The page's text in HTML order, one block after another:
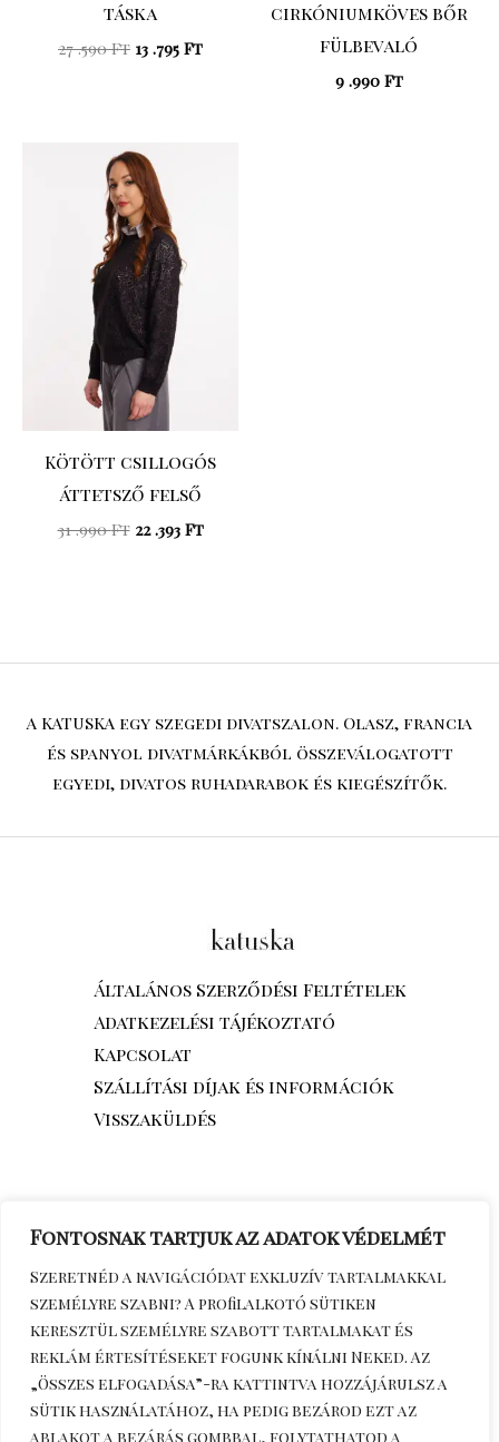
Fontosnak tartjuk az adatok védelmét
Szeretnéd a navigációdat exkluzív tartalmakkal
személyre szabni? A profilalkotó sütiken
keresztül személyre szabott tartalmakat és
reklám értesítéseket fogunk kínálni Neked. Az
„Összes elfogadása”-ra kattintva hozzájárulsz a
sütik használatához, ha pedig bezárod ezt az
ablakot a bezárás gombbal, folytathatod a
táska
27 .590Ft 13 .795 Ft
cirkóniumköves bőr
fülbevaló
9 .990 Ft
Kötött csillogós
áttetsző felső
31 .990Ft
Original
price
was:
31
.990 Ft.
22 .393 Ft
A KATUSKA egy szegedi divatszalon. Olasz, francia
és spanyol divatmárkákból összeválogatott
egyedi, divatos ruhadarabok és kiegészítők.
Általános Szerződési Feltételek
Adatkezelési tájékoztató
Kapcsolat
Szállítási díjak és információk
Visszaküldés
Érdeklődöm telefonon+36306270964